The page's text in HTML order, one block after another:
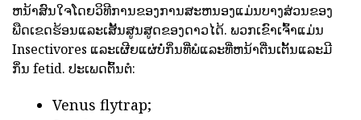
ຫນ້າສົນໃຈໂດຍວິທີການຂອງການສະຫນອງແມ່ນບາງສ່ວນຂອງ
ພືດເຂດຮ້ອນແລະເສັ້ນສູນສູດຂອງດາວໄດ້. ພວກເຂົາເຈົ້າແມ່ນ
Insectivores ແລະເຜີຍແຜ່ບໍ່ກິ່ນທີ່ພໍແລະທີ່ຫນ້າຕື່ນເຕັ້ນແລະມີ
ກິ່ນ fetid. ປະເພດຕົ້ນຕໍ:
Venus flytrap;